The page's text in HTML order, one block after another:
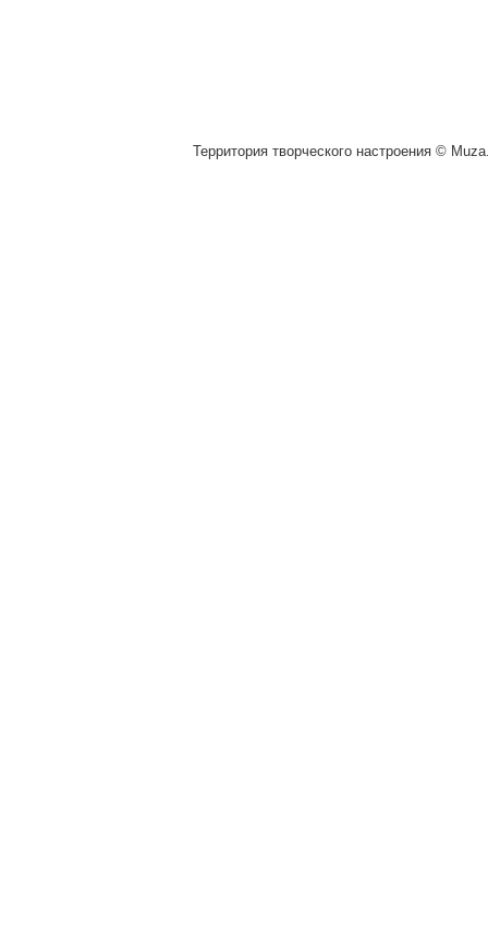
Территория творческого настроения ©